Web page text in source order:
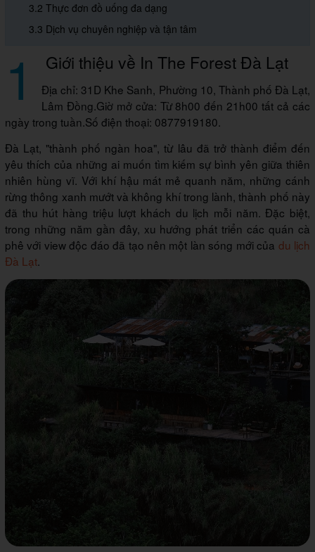
3.2 Thực đơn đồ uống đa dạng
3.3 Dịch vụ chuyên nghiệp và tận tâm
1 Giới thiệu về In The Forest Đà Lạt
Địa chỉ: 31D Khe Sanh, Phường 10, Thành phố Đà Lạt,
Lâm Đồng.Giờ mở cửa: Từ 8h00 đến 21h00 tất cả các
ngày trong tuần.Số điện thoại: 0877919180.
Đà Lạt, "thành phố ngàn hoa", từ lâu đã trở thành điểm đến
yêu thích của những ai muốn tìm kiếm sự bình yên giữa thiên
nhiên hùng vĩ. Với khí hậu mát mẻ quanh năm, những cánh
rừng thông xanh mướt và không khí trong lành, thành phố này
đã thu hút hàng triệu lượt khách du lịch mỗi năm. Đặc biệt,
trong những năm gần đây, xu hướng phát triển các quán cà
phê với view độc đáo đã tạo nên một làn sóng mới của du lịch
Đà Lạt.